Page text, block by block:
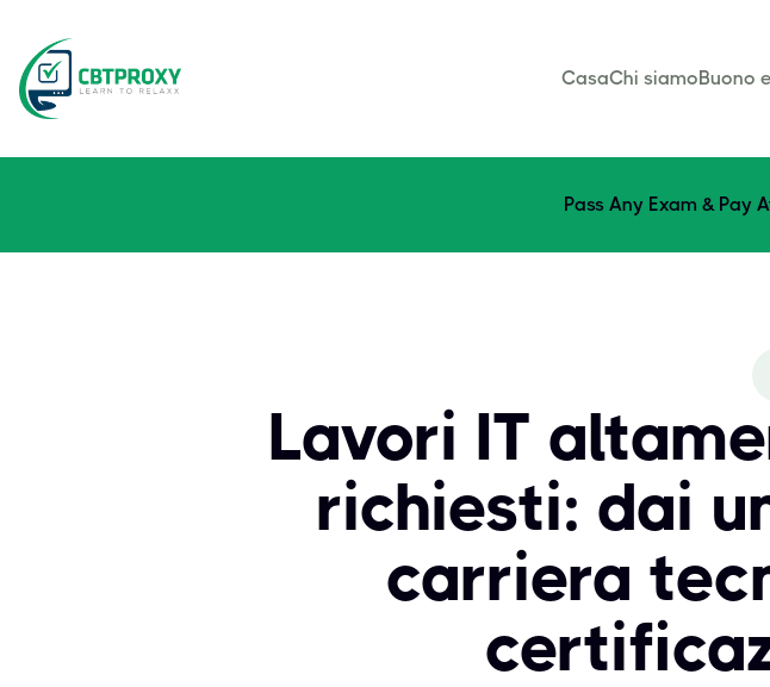
CasaChi siamoBuono
Pass Any Exam & Pay
Lavori IT
richiesti: dai
carriera